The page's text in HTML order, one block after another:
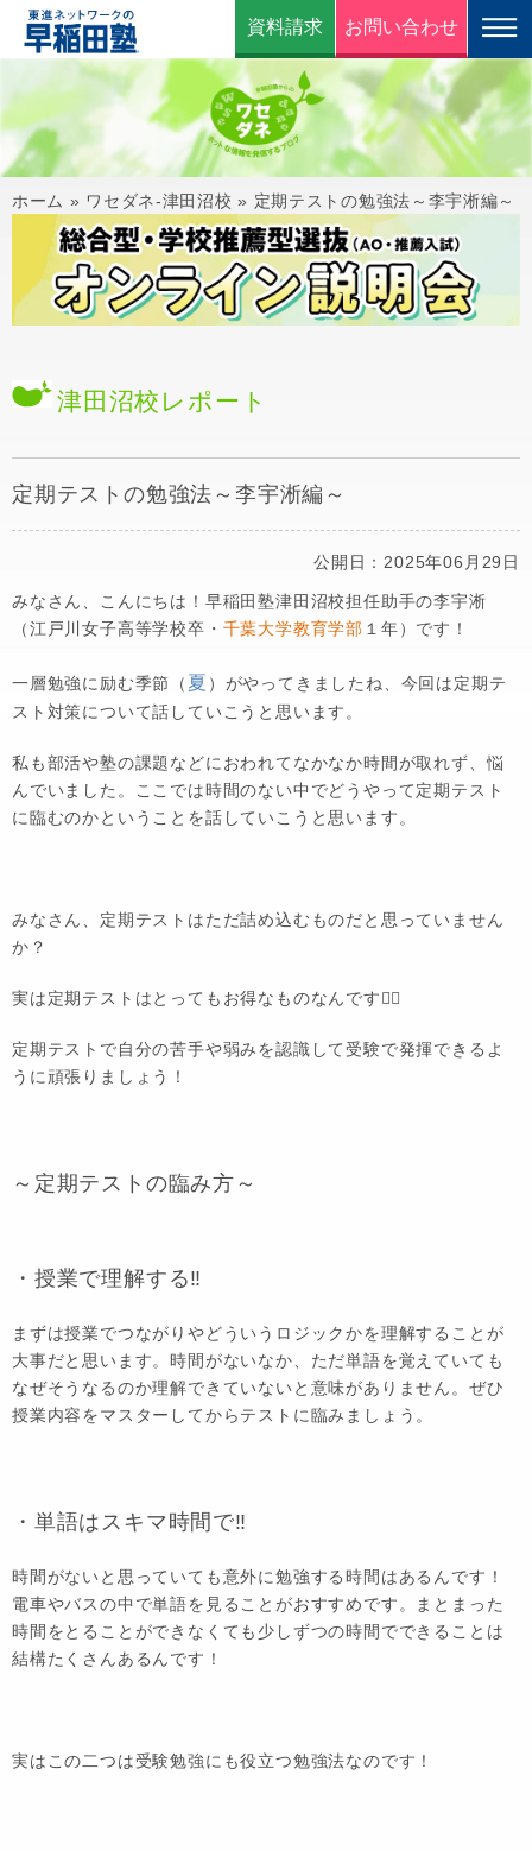
資料請求 お問い合わせ
ホーム » ワセダネ-津田沼校 » 定期テストの勉強法～李宇淅編～
津田沼校 レポート
定期テストの勉強法～李宇淅編～
公開日：2025年06月29日
みなさん、こんにちは！早稲田塾津田沼校担任助手の李宇淅
（江戸川女子高等学校卒・ 千葉大学教育学部 １年）です！
一層勉強に励む季節（ 夏 ）がやってきましたね、今回は定期テ
スト対策について話していこうと思います。
私も部活や塾の課題などにおわれてなかなか時間が取れず、悩
んでいました。ここでは時間のない中でどうやって定期テスト
に臨むのかということを話していこうと思います。
みなさん、定期テストはただ詰め込むものだと思っていません
か？
実は定期テストはとってもお得なものなんです💁‍♀️
定期テストで自分の苦手や弱みを認識して受験で発揮できるよ
うに頑張りましょう！
～定期テストの臨み方～
・授業で理解する‼️
まずは授業でつながりやどういうロジックかを理解することが
大事だと思います。時間がないなか、ただ単語を覚えていても
なぜそうなるのか理解できていないと意味がありません。ぜひ
授業内容をマスターしてからテストに臨みましょう。
・単語はスキマ時間で‼️
時間がないと思っていても意外に勉強する時間はあるんです！
電車やバスの中で単語を見ることがおすすめです。まとまった
時間をとることができなくても少しずつの時間でできることは
結構たくさんあるんです！
実はこの二つは受験勉強にも役立つ勉強法なのです！